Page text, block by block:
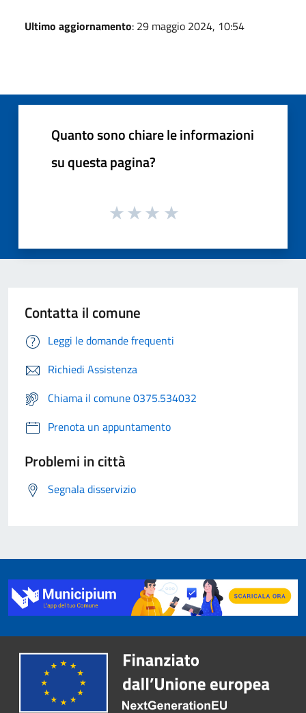
Ultimo aggiornamento: 29 maggio 2024, 10:54
Quanto sono chiare le informazioni
su questa pagina?
Contatta il comune
Leggi le domande frequenti
Richiedi Assistenza
Chiama il comune 0375.534032
Prenota un appuntamento
Problemi in città
Segnala disservizio